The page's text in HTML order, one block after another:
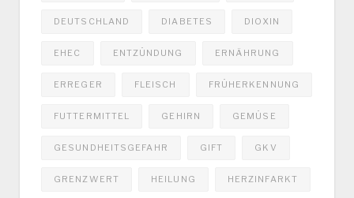
DEUTSCHLAND DIABETES DIOXIN
EHEC ENTZÜNDUNG ERNÄHRUNG
ERREGER FLEISCH FRÜHERKENNUNG
FUTTERMITTEL GEHIRN GEMÜSE
GESUNDHEITSGEFAHR GIFT GKV
GRENZWERT HEILUNG HERZINFARKT